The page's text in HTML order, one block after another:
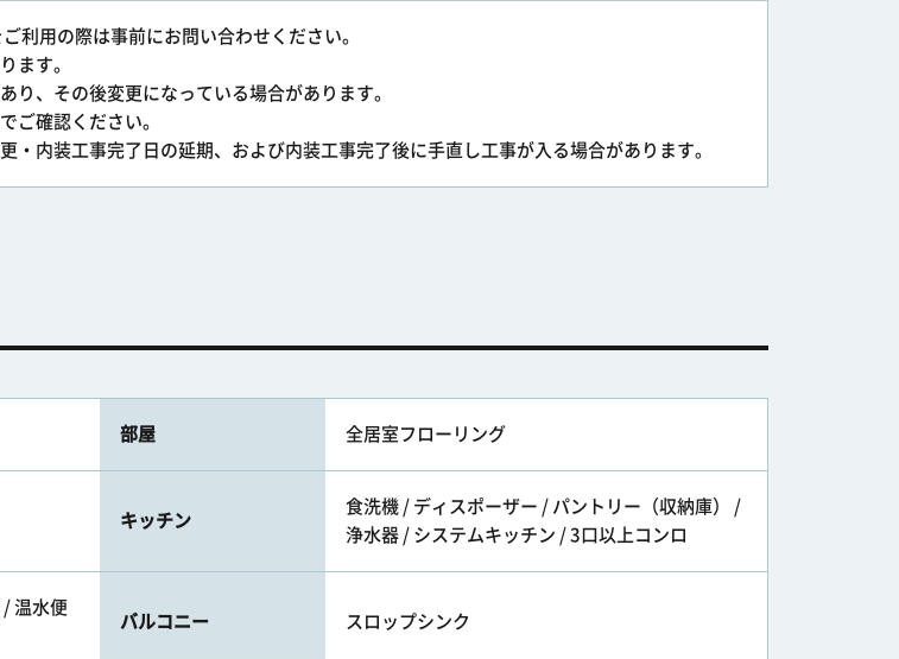
利用の際は事前にお問い合わせください。
ます。
り、その後変更になっている場合があります。
ご確認ください。
・内装工事完了日の延期、および内装工事完了後に手直し工事が入る場合があります。
部屋 全居室フローリング
キッチン
食洗機 / ディスポーザー / パントリー（収納庫） /
浄水器 / システムキッチン / 3口以上コンロ
温水便
バルコニー スロップシンク